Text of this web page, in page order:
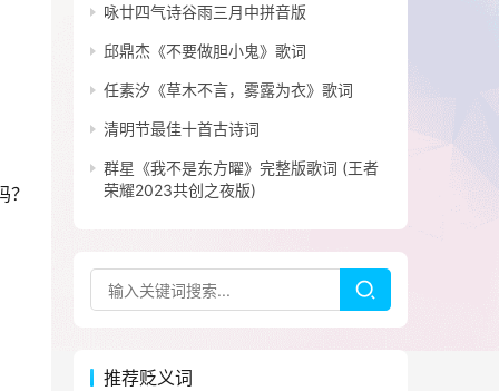
咏廿四气诗谷雨三月中拼音版
邱鼎杰《不要做胆小鬼》歌词
任素汐《草木不言，雾露为衣》歌词
清明节最佳十首古诗词
群星《我不是东方曜》完整版歌词 (王者
荣耀2023共创之夜版)
推荐贬义词